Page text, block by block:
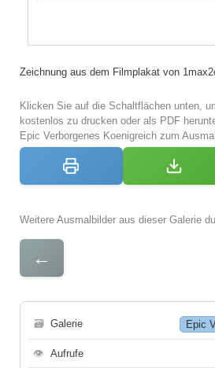
Zeichnung aus dem Filmplakat von
Klicken Sie auf die Schaltflächen unten,
kostenlos zu drucken oder als PDF
Epic Verborgenes Koenigreich zum
Weitere Ausmalbilder aus dieser Galerie
←
🗃 Galerie Epic
👁 Aufrufe